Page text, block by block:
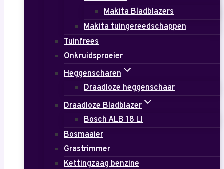
Makita Bladblazers
Makita tuingereedschappen
Tuinfrees
Onkruidsproeier
Heggenscharen
Draadloze heggenschaar
Draadloze Bladblazer
Bosch ALB 18 LI
Bosmaaier
Grastrimmer
Kettingzaag benzine